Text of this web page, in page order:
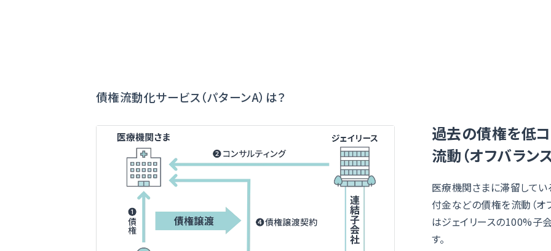
債権流動化サービス（パターンA）は？
過去の債権を低
流動（オフバラン
医療機関さまに滞留して
付金などの債権を流動（オ
はジェイリースの100%子
す。